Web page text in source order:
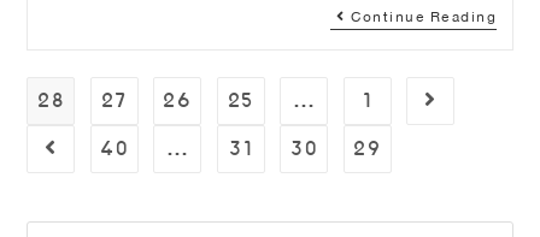
Continue Reading
1
…
25
26
27
28
29
30
31
…
40